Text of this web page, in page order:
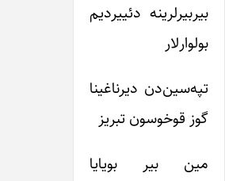
بیربیرلرینه دئییردیم
بولوارلار
تپه‌سین‌دن دیرناغینا
گوز قوخوسون تبریز
مین بیر بویایا